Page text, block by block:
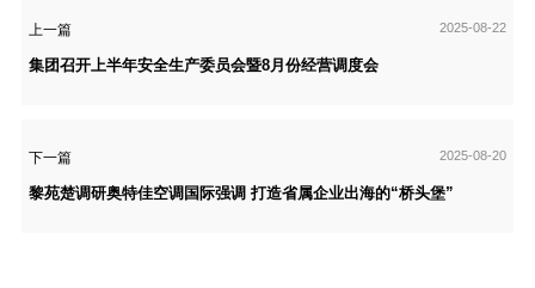
上一篇 2025-08-22
集团召开上半年安全生产委员会暨8月份经营调度会
下一篇 2025-08-20
黎苑楚调研奥特佳空调国际强调 打造省属企业出海的“桥头堡”